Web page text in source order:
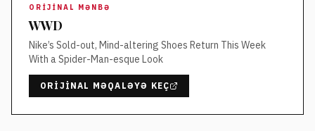
ORIJINAL MƏNBƏ
WWD
Nike’s Sold-out, Mind-altering Shoes Return This Week
With a Spider-Man-esque Look
ORIJINAL MƏQALƏYƏ KEÇ